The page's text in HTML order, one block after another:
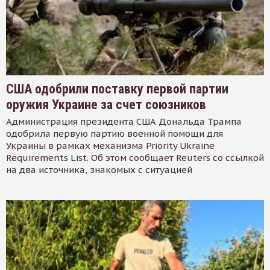
США одобрили поставку первой партии
оружия Украине за счет союзников
Администрация президента США Дональда Трампа
одобрила первую партию военной помощи для
Украины в рамках механизма Priority Ukraine
Requirements List. Об этом сообщает Reuters со ссылкой
на два источника, знакомых с ситуацией